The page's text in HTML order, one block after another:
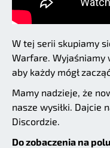
W tej serii skupiamy
Warfare. Wyjaśniamy
aby każdy mógł
Mamy nadzieje, że
nasze wysiłki. Dajcie
Discordzie.
Do zobaczenia na